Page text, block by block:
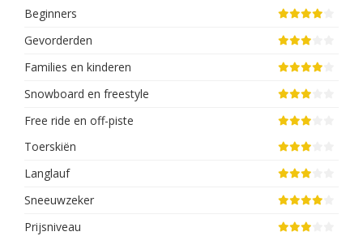
Beginners
Gevorderden
Families en kinderen
Snowboard en freestyle
Free ride en off-piste
Toerskiën
Langlauf
Sneeuwzeker
Prijsniveau